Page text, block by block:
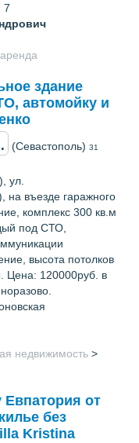
7
здание
автомойку и
(Севастополь) 31
ул.
на въезде гаражного
комплекс 300 кв.м
под СТО,
высота потолков
Цена: 120000руб. в
недвижимость >
от
без
Kristina